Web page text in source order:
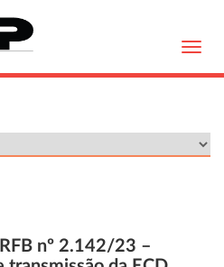
nº 2.142/23 –